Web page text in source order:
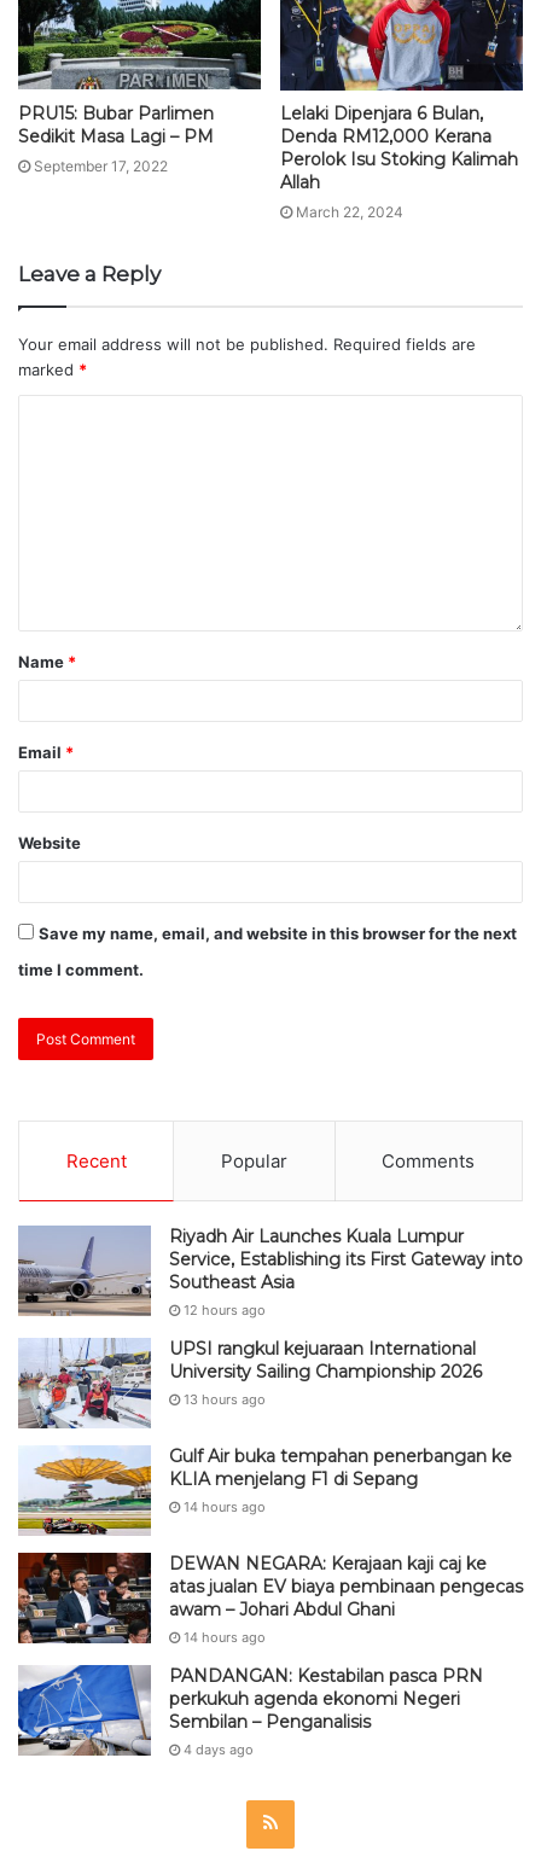
PRU15: Bubar Parlimen
Sedikit Masa Lagi – PM
September 17, 2022
Lelaki Dipenjara 6 Bulan,
Denda RM12,000 Kerana
Perolok Isu Stoking Kalimah
Allah
March 22, 2024
Leave a Reply
Your email address will not be published. Required fields are
marked *
Name *
Email *
Website
Save my name, email, and website in this browser for the next
time I comment.
Recent Popular Comments
Riyadh Air Launches Kuala Lumpur
Service, Establishing its First Gateway into
Southeast Asia
12 hours ago
UPSI rangkul kejuaraan International
University Sailing Championship 2026
13 hours ago
Gulf Air buka tempahan penerbangan ke
KLIA menjelang F1 di Sepang
14 hours ago
DEWAN NEGARA: Kerajaan kaji caj ke
atas jualan EV biaya pembinaan pengecas
awam – Johari Abdul Ghani
14 hours ago
PANDANGAN: Kestabilan pasca PRN
perkukuh agenda ekonomi Negeri
Sembilan – Penganalisis
4 days ago